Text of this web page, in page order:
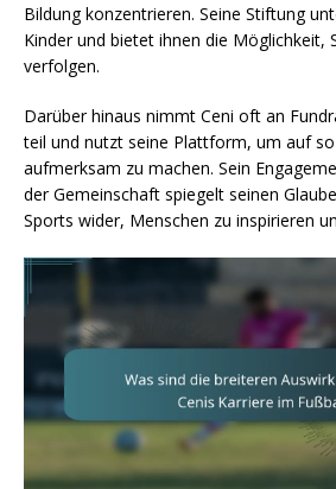
Bildung konzentrieren. Seine Stiftung
Kinder und bietet ihnen die Möglichkeit,
verfolgen.
Darüber hinaus nimmt Ceni oft an
teil und nutzt seine Plattform, um auf
aufmerksam zu machen. Sein
der Gemeinschaft spiegelt seinen
Sports wider, Menschen zu inspirieren